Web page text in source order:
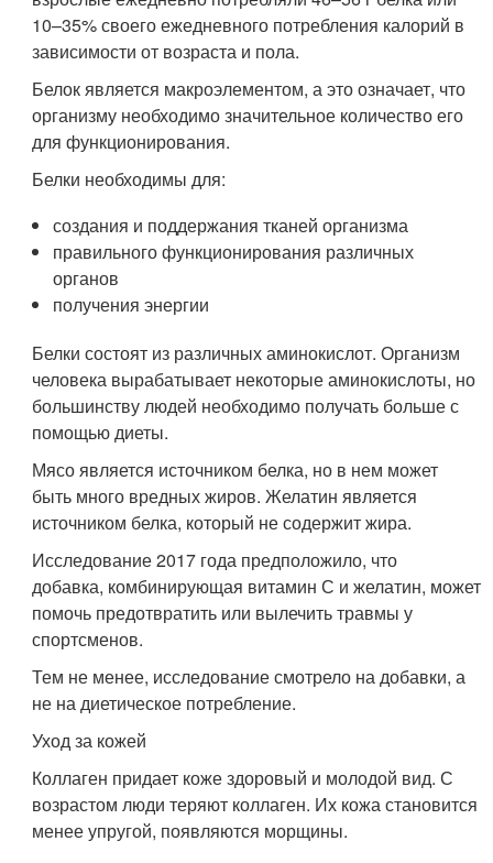
10–35% своего ежедневного потребления калорий в
зависимости от возраста и пола.
Белок является макроэлементом, а это означает, что
организму необходимо значительное количество его
для функционирования.
Белки необходимы для:
создания и поддержания тканей организма
правильного функционирования различных
органов
получения энергии
Белки состоят из различных аминокислот. Организм
человека вырабатывает некоторые аминокислоты, но
большинству людей необходимо получать больше с
помощью диеты.
Мясо является источником белка, но в нем может
быть много вредных жиров. Желатин является
источником белка, который не содержит жира.
Исследование 2017 года предположило, что
добавка, комбинирующая витамин С и желатин, может
помочь предотвратить или вылечить травмы у
спортсменов.
Тем не менее, исследование смотрело на добавки, а
не на диетическое потребление.
Уход за кожей
Коллаген придает коже здоровый и молодой вид. С
возрастом люди теряют коллаген. Их кожа становится
менее упругой, появляются морщины.